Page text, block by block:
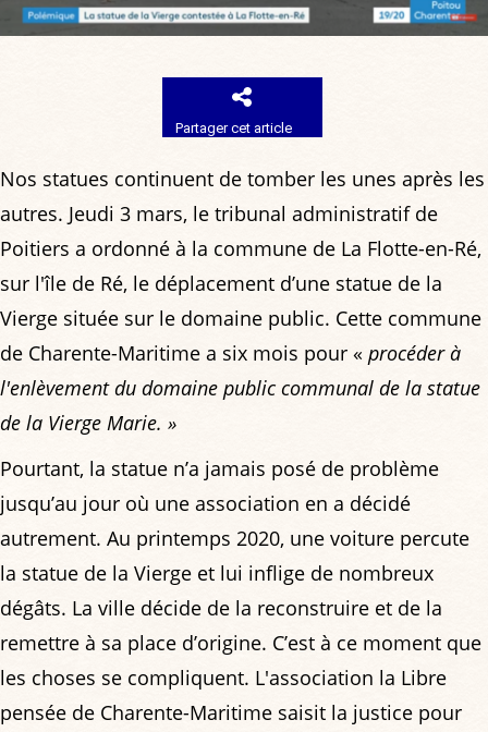
Partager cet article
Nos statues continuent de tomber les unes après les
autres. Jeudi 3 mars, le tribunal administratif de
Poitiers a ordonné à la commune de La Flotte-en-Ré,
sur l'île de Ré, le déplacement d’une statue de la
Vierge située sur le domaine public. Cette commune
de Charente-Maritime a six mois pour « procéder à
l'enlèvement du domaine public communal de la statue
de la Vierge Marie. »
Pourtant, la statue n’a jamais posé de problème
jusqu’au jour où une association en a décidé
autrement. Au printemps 2020, une voiture percute
la statue de la Vierge et lui inflige de nombreux
dégâts. La ville décide de la reconstruire et de la
remettre à sa place d’origine. C’est à ce moment que
les choses se compliquent. L'association la Libre
pensée de Charente-Maritime saisit la justice pour